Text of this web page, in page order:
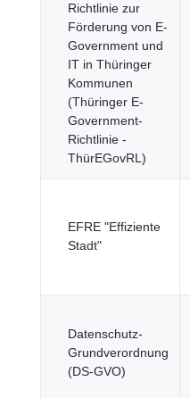
Richtlinie zur
Förderung von E-
Government und
IT in Thüringer
Kommunen
(Thüringer E-
Government-
Richtlinie -
ThürEGovRL)
EFRE "Effiziente
Stadt"
Datenschutz-
Grundverordnung
(DS-GVO)